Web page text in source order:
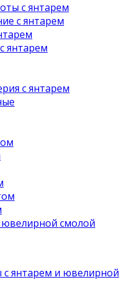
с янтарем
с янтарем
янтарем
с янтарем
смолой
с янтарем и ювелирной